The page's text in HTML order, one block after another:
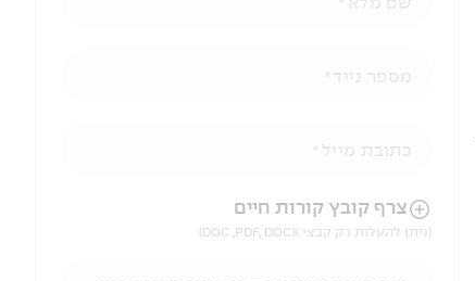
הניווט לאחר העלאת הקובץ באמצעות מקש ה-TAB
צרף קובץ קורות חיים
(ניתן להעלות רק קבצי DOC ,PDF, DOCX)